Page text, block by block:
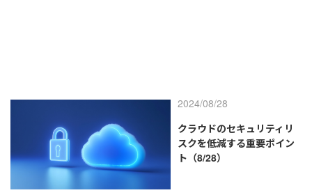
2024/08/28
クラウドのセキュリティリ
スクを低減する重要ポイン
ト（8/28）